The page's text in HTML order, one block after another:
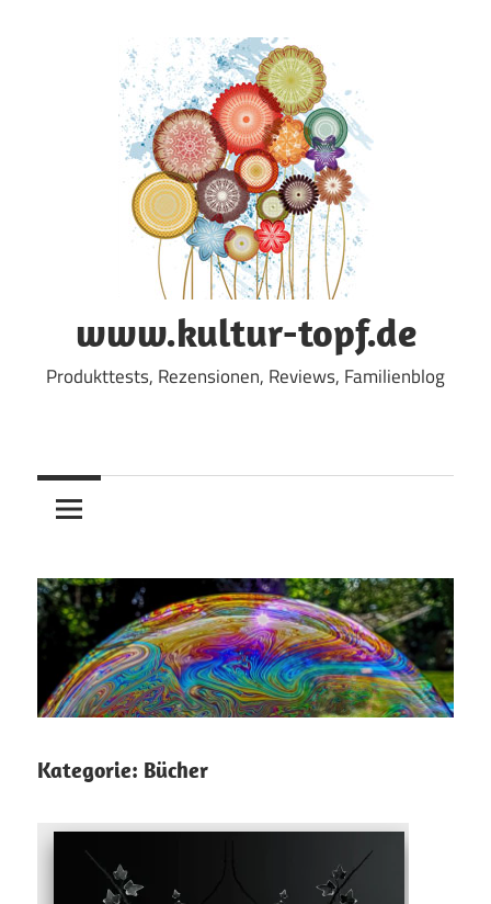
www.kultur-topf.de
Produkttests, Rezensionen, Reviews, Familienblog
Kategorie: Bücher